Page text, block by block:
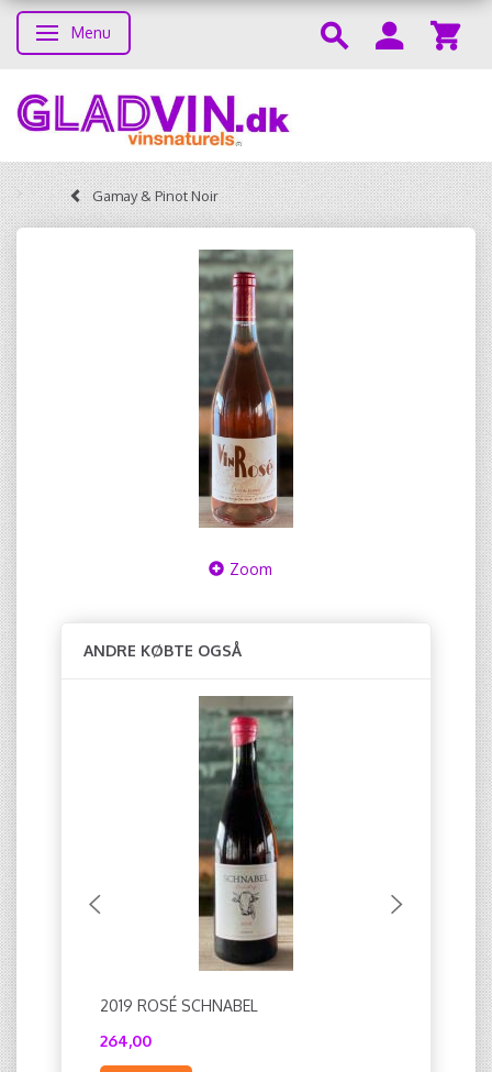
Toggle navigation
Menu
Gamay & Pinot Noir
Zoom
ANDRE KØBTE OGSÅ
2019 ROSÉ SCHNABEL
264,00
2021